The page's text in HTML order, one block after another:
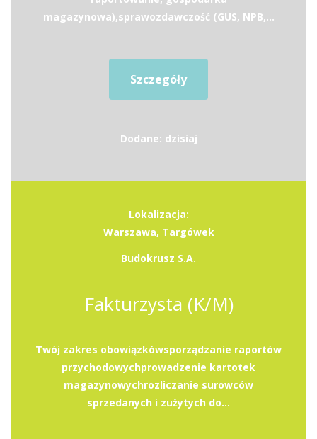
magazynowa),sprawozdawczość (GUS, NPB,...
Szczegóły
Dodane: dzisiaj
Lokalizacja:
Warszawa, Targówek
Budokrusz S.A.
Fakturzysta (K/M)
Twój zakres obowiązkówsporządzanie raportów
przychodowychprowadzenie kartotek
magazynowychrozliczanie surowców
sprzedanych i zużytych do...